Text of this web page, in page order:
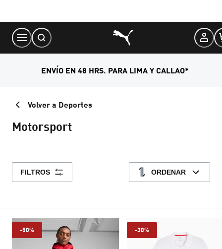
Content
ENVÍO EN 48 HRS. PARA LIMA Y CALLAO*
Volver a Deportes
Motorsport
FILTROS ORDENAR
-50% -30%